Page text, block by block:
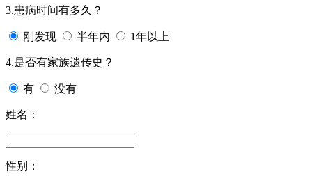
3.患病时间有多久？
刚发现 半年内 1年以上
4.是否有家族遗传史？
有 没有
姓名：
性别：